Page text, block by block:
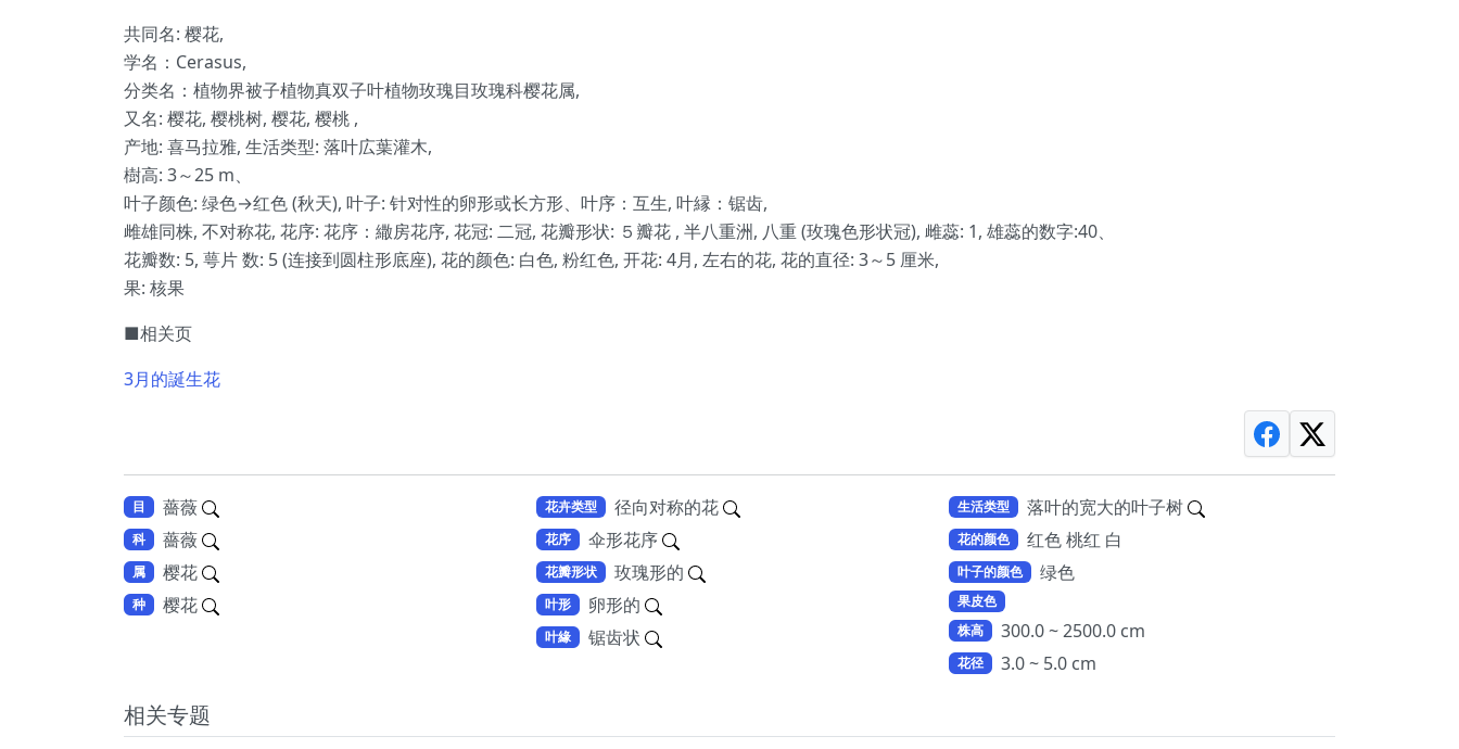
共同名: 樱花,
学名：Cerasus,
分类名：植物界被子植物真双子叶植物玫瑰目玫瑰科樱花属,
又名: 樱花, 樱桃树, 樱花, 樱桃 ,
产地: 喜马拉雅, 生活类型: 落叶広葉灌木,
樹高: 3～25 m、
叶子颜色: 绿色→红色 (秋天), 叶子: 针对性的卵形或长方形、叶序：互生, 叶縁：锯齿,
雌雄同株, 不对称花, 花序: 花序：繖房花序, 花冠: 二冠, 花瓣形状: ５瓣花 , 半八重洲, 八重 (玫瑰色形状冠), 雌蕊: 1, 雄蕊的数字:40、
花瓣数: 5, 萼片 数: 5 (连接到圆柱形底座), 花的颜色: 白色, 粉红色, 开花: 4月, 左右的花, 花的直径: 3～5 厘米,
果: 核果
■相关页
3月的誕生花
目 薔薇
科 薔薇
属 樱花
种 樱花
花卉类型 径向对称的花
花序 伞形花序
花瓣形状 玫瑰形的
叶形 卵形的
叶緣 锯齿状
生活类型 落叶的宽大的叶子树
花的颜色 红色 桃红 白
叶子的颜色 绿色
果皮色
株高
300.0 ~ 2500.0 cm
花径 3.0 ~ 5.0 cm
相关专题